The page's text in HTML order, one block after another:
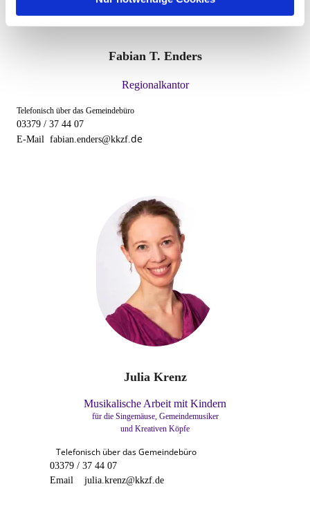
Fabian T. Enders
Regionalkantor
Telefonisch über das Gemeindebüro
03379 / 37 44 07
E-Mail fabian.enders@kkzf. de
Julia Krenz
Musikalische Arbeit mit Kindern
für die Singemäuse, Gemeindemusiker
und Kreativen Köpfe
Telefonisch über das Gemeindebüro
03379 / 37 44 07
Email julia.krenz@kkzf.de